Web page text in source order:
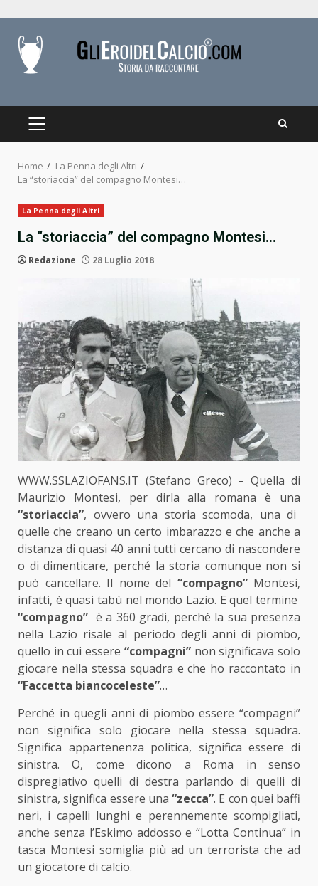
content
PRIMARY
Home
La Penna degli Altri
La “storiaccia” del compagno Montesi…
La Penna degli Altri
La “storiaccia” del compagno Montesi…
Redazione 28 Luglio 2018
WWW.SSLAZIOFANS.IT (Stefano Greco) – Quella di
Maurizio Montesi, per dirla alla romana è una
“storiaccia”, ovvero una storia scomoda, una di
quelle che creano un certo imbarazzo e che anche a
distanza di quasi 40 anni tutti cercano di nascondere
o di dimenticare, perché la storia comunque non si
può cancellare. Il nome del “compagno”Montesi,
infatti, è quasi tabù nel mondo Lazio. E quel termine
“compagno” è a 360 gradi, perché la sua presenza
nella Lazio risale al periodo degli anni di piombo,
quello in cui essere “compagni”non significava solo
giocare nella stessa squadra e che ho raccontato in
“Faccetta biancoceleste”…
Perché in quegli anni di piombo essere “compagni”
non significa solo giocare nella stessa squadra.
Significa appartenenza politica, significa essere di
sinistra. O, come dicono a Roma in senso
dispregiativo quelli di destra parlando di quelli di
sinistra, significa essere una “zecca”. E con quei baffi
neri, i capelli lunghi e perennemente scompigliati,
anche senza l’Eskimo addosso e “Lotta Continua” in
tasca Montesi somiglia più ad un terrorista che ad
un giocatore di calcio.